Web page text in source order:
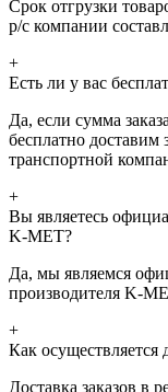
Срок отгрузки
р/с компании
+
Есть ли у вас
Да, если сумма
бесплатно
транспортной
+
Вы являетесь
K-MET?
Да, мы являемся
производителя K-
+
Как осуществляется
Доставка заказов в